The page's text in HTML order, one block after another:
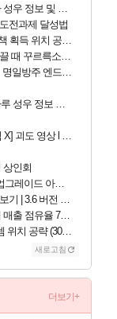
보 및 주요 필모
전과제 달성법
(36개) - 미식가 도전과제
르륵소리나는데
필드 [펠리카] 판매 예정
정보 및 주요 필모
카마키 안·댄싱 스타
상인회
획득 위치 공략 (89개)
든 검의 결심」이 8월 20일에 업데이트됩니다!
7%…글로벌 4위로 부상
(30개) - 방랑 결투가
새로고침
더보기+